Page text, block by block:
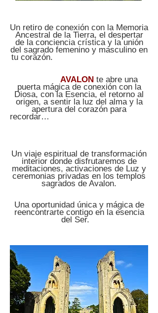
Un retiro de conexión con la Memoria
Ancestral de la Tierra, el despertar
de la conciencia crística y la unión
del sagrado femenino y masculino en
tu corazón.
AVALONte abre una
puerta mágica de conexión con la
Diosa, con la Esencia, el retorno al
origen, a sentir la luz del alma y la
apertura del corazón para
recordar…
Un viaje espiritual de transformación
interior donde disfrutaremos de
meditaciones, activaciones de Luz y
ceremonias privadas en los templos
sagrados de Avalon.
Una oportunidad única y mágica de
reencontrarte contigo en la esencia
del Ser.